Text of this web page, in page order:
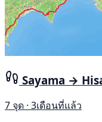
Sayama →
7 จุด · 3เดือนที่แล้ว